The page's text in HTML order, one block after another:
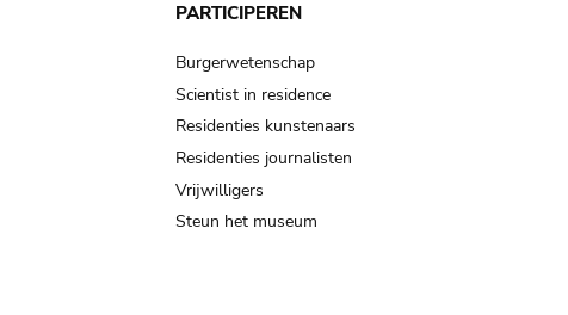
PARTICIPEREN
Burgerwetenschap
Scientist in residence
Residenties kunstenaars
Residenties journalisten
Vrijwilligers
Steun het museum